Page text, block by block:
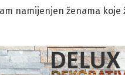
namijenjen ženama